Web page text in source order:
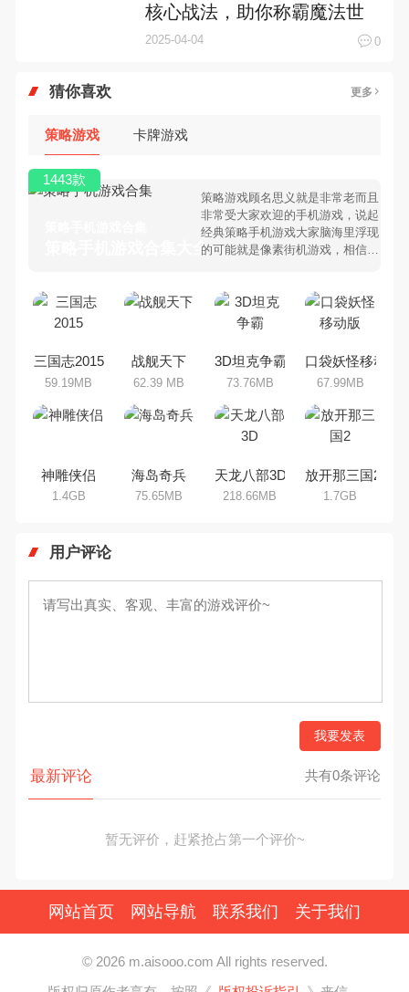
核心战法，助你称霸魔法世
界》
2025-04-04 0
猜你喜欢 更多
策略游戏 卡牌游戏
策略手机游戏合集大全 >
策略游戏顾名思义就是非常老而且
非常受大家欢迎的手机游戏，说起
经典策略手机游戏大家脑海里浮现
的可能就是像素街机游戏，相信很
略手机游戏有哪些呢？游戏今天，
乐途下载站小编芒果味的怪咖给大
集，欢迎大家前来选择下载体验
1443款
三国志2015
59.19MB
战舰天下
62.39 MB
3D坦克争霸
73.76MB
口袋妖怪移动版
67.99MB
神雕侠侣
1.4GB
海岛奇兵
75.65MB
天龙八部3D
218.66MB
放开那三国2
1.7GB
用户评论
我要发表
最新评论 共有0条评论
暂无评价，赶紧抢占第一个评价~
网站首页 网站导航 联系我们 关于我们
© 2026 m.aisooo.com All rights reserved.